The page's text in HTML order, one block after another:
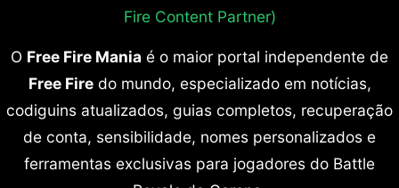
Fire Content Partner)
O Free Fire Mania é o maior portal independente de
Free Firedo mundo, especializado em notícias,
codiguins atualizados, guias completos, recuperação
de conta, sensibilidade, nomes personalizados e
ferramentas exclusivas para jogadores do Battle